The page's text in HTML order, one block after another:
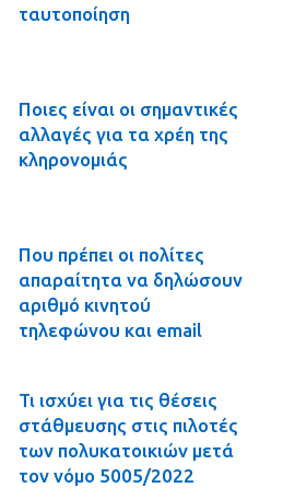
ταυτοποίηση
Ποιες είναι οι σημαντικές
αλλαγές για τα χρέη της
κληρονομιάς
Που πρέπει οι πολίτες
απαραίτητα να δηλώσουν
αριθμό κινητού
τηλεφώνου και email
Τι ισχύει για τις θέσεις
στάθμευσης στις πιλοτές
των πολυκατοικιών μετά
τον νόμο 5005/2022